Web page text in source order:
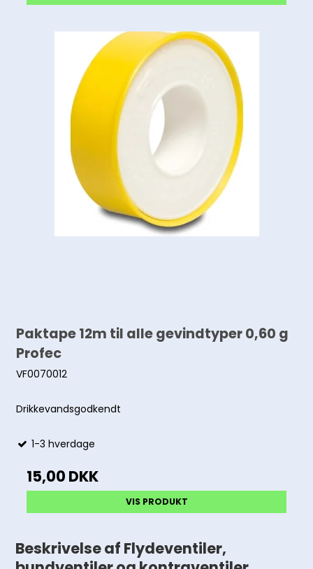
Paktape 12m til alle gevindtyper 0,60 g
Profec
VF0070012
Drikkevandsgodkendt
1-3 hverdage
15,00 DKK
VIS PRODUKT
Beskrivelse af Flydeventiler,